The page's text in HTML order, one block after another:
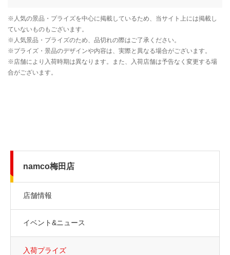
namco梅田店
店舗情報
イベント&ニュース
入荷プライズ